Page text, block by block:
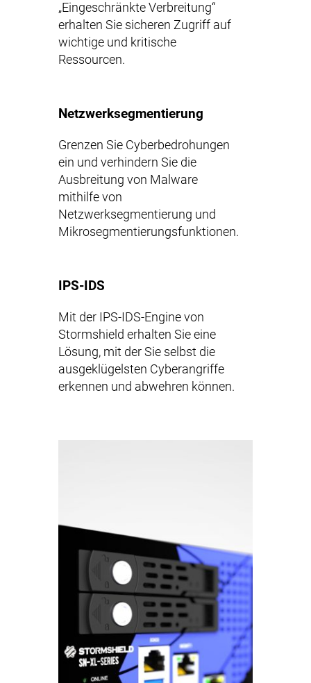
„Eingeschränkte Verbreitung“
erhalten Sie sicheren Zugriff auf
wichtige und kritische
Ressourcen.
Netzwerksegmentierung
Grenzen Sie Cyberbedrohungen
ein und verhindern Sie die
Ausbreitung von Malware
mithilfe von
Netzwerksegmentierung und
Mikrosegmentierungsfunktionen.
IPS-IDS
Mit der IPS-IDS-Engine von
Stormshield erhalten Sie eine
Lösung, mit der Sie selbst die
ausgeklügelsten Cyberangriffe
erkennen und abwehren können.